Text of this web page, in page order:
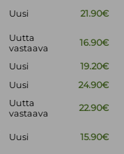
Uusi 21.90€
Uutta
vastaava
16.90€
Uusi
19.20€
Uusi 24.90€
Uutta
vastaava
22.90€
Uusi 15.90€